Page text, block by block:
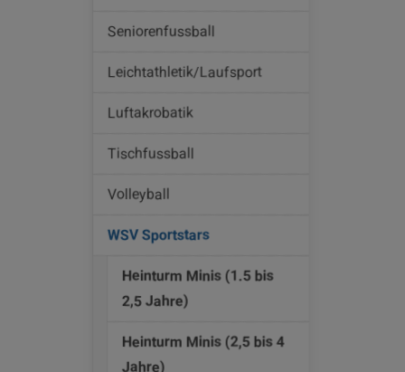
Seniorenfussball
Leichtathletik/Laufsport
Luftakrobatik
Tischfussball
Volleyball
WSV Sportstars
Heinturm Minis (1.5 bis
2,5 Jahre)
Heinturm Minis (2,5 bis 4
Jahre)